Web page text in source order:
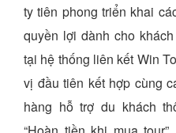
ty tiên phong triển khai
quyền lợi dành cho
tại hệ thống liên kết Win
vị đầu tiên kết hợp cùng
hàng hỗ trợ du khách